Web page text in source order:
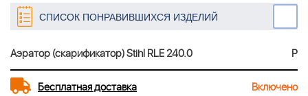
СПИСОК ПОНРАВИВШИХСЯ ИЗДЕЛИЙ
Аэратор (скарификатор) Stihl RLE 240.0 Р
Бесплатная доставка Включено